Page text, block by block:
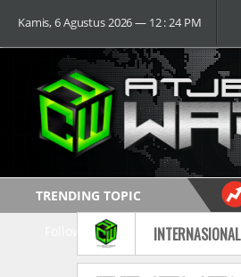
Kamis, 6 Agustus 2026 ― 12 : 24 PM
TRENDING TOPIC
INTERNASIONAL